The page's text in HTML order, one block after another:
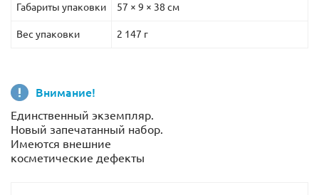
Габариты упаковки 57 × 9 × 38 см
Вес упаковки 2 147 г
Внимание!
Единственный экземпляр.
Новый запечатанный набор.
Имеются внешние
косметические дефекты